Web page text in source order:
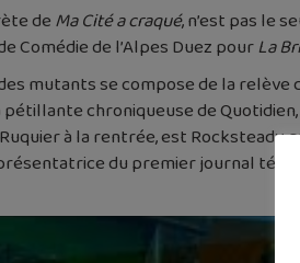
deMa Cité a craqué, n’est pas le
Comédie de l’Alpes Duez pourLa
mutants se compose de la
pétillante chroniqueuse de
à la rentrée, est Rocksteady,
du premier journal